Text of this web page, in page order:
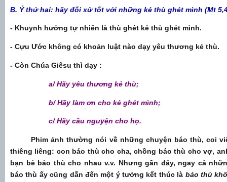
B. Ý thứ hai: hãy đối xử tốt với những kẻ thù ghét mình (Mt
- Khuynh hướng tự nhiên là thù ghét kẻ thù ghét mình.
- Cựu Ước không có khoản luật nào dạy yêu thương kẻ thù.
- Còn Chúa Giêsu thì dạy :
a/ Hãy yêu thương kẻ thù;
b/ Hãy làm ơn cho kẻ ghét mình;
c/ Hãy cầu nguyện cho họ.
Phim ảnh thường nói về những chuyện báo thù, coi
thiêng liêng: con báo thù cho cha, chồng báo thù cho vợ,
bạn bè báo thù cho nhau v.v. Nhưng gần đây, ngay cả
báo thù ấy cũng dẫn đến một ý tưởng kết thúc là báo thù